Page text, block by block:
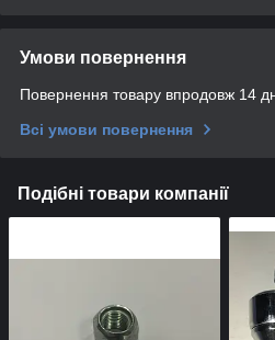
Умови повернення
Повернення товару впродовж 14
Всі умови повернення
Подібні товари компанії